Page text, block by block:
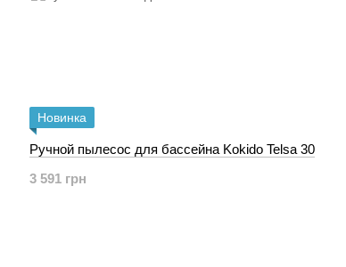
Новинка
Ручной пылесос для бассейна Kokido Telsa 30
3 591 грн